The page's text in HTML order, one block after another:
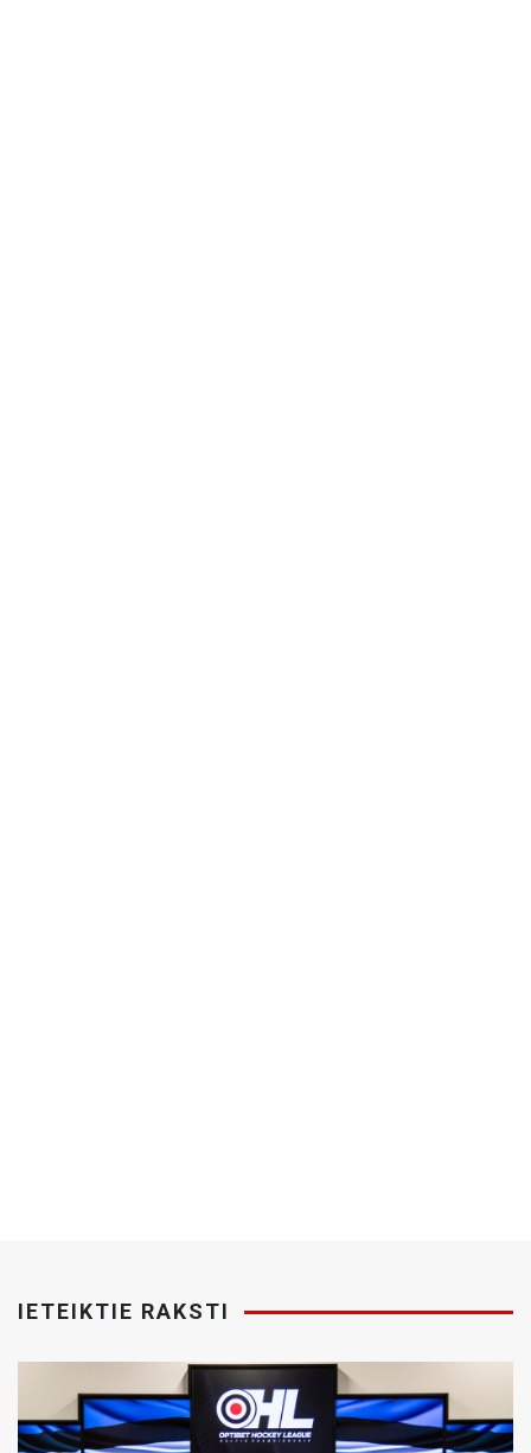
IETEIKTIE RAKSTI